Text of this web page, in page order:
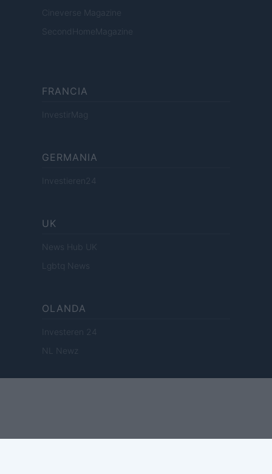
Cineverse Magazine
SecondHomeMagazine
FRANCIA
InvestirMag
GERMANIA
Investieren24
UK
News Hub UK
Lgbtq News
OLANDA
Investeren 24
NL Newz